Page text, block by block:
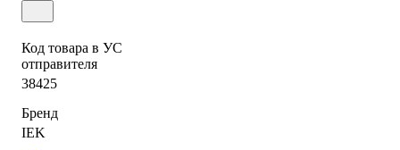
Код товара в УС
отправителя
38425
Бренд
IEK